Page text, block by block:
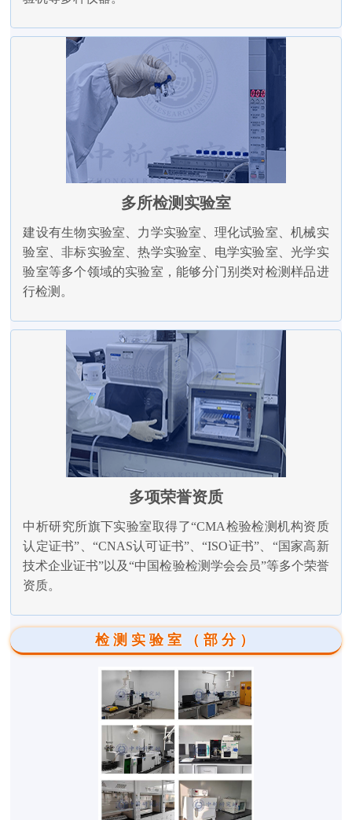
多所检测实验室
建设有生物实验室、力学实验室、理化试验室、机械实
验室、非标实验室、热学实验室、电学实验室、光学实
验室等多个领域的实验室，能够分门别类对检测样品进
行检测。
多项荣誉资质
中析研究所旗下实验室取得了“CMA检验检测机构资质
认定证书”、“CNAS认可证书”、“ISO证书”、“国家高新
技术企业证书”以及“中国检验检测学会会员”等多个荣誉
资质。
检测实验室（部分）